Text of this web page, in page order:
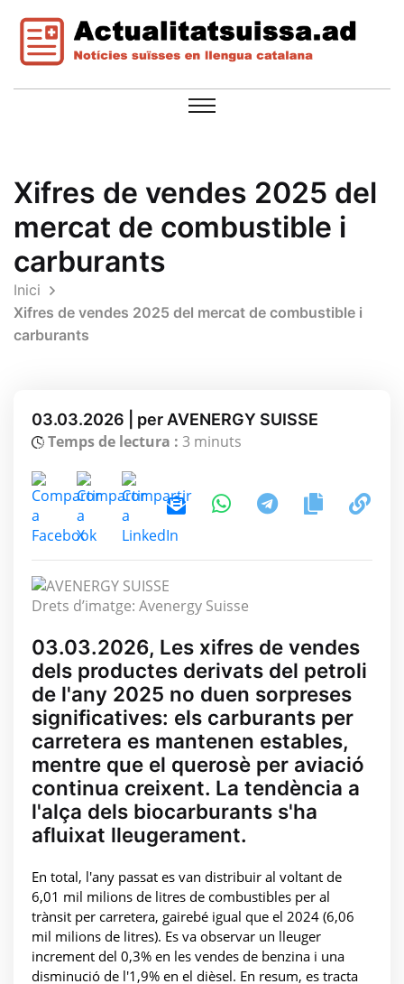
Xifres de vendes 2025 del
mercat de combustible i
carburants
Inici
Xifres de vendes 2025 del mercat de combustible i
carburants
03.03.2026 | per AVENERGY SUISSE
Temps de lectura : 3 minuts
Drets d’imatge: Avenergy Suisse
03.03.2026, Les xifres de vendes
dels productes derivats del petroli
de l'any 2025 no duen sorpreses
significatives: els carburants per
carretera es mantenen estables,
mentre que el querosè per aviació
continua creixent. La tendència a
l'alça dels biocarburants s'ha
afluixat lleugerament.
En total, l'any passat es van distribuir al voltant de
6,01 mil milions de litres de combustibles per al
trànsit per carretera, gairebé igual que el 2024 (6,06
mil milions de litres). Es va observar un lleuger
increment del 0,3% en les vendes de benzina i una
disminució de l'1,9% en el dièsel. En resum, es tracta